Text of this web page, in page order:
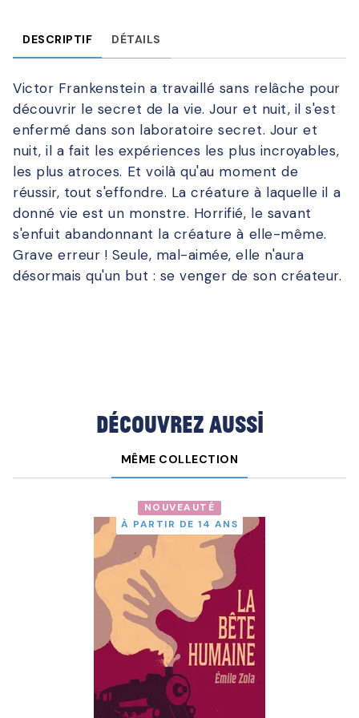
DESCRIPTIF DÉTAILS
Victor Frankenstein a travaillé sans relâche pour
découvrir le secret de la vie. Jour et nuit, il s'est
enfermé dans son laboratoire secret. Jour et
nuit, il a fait les expériences les plus incroyables,
les plus atroces. Et voilà qu'au moment de
réussir, tout s'effondre. La créature à laquelle il a
donné vie est un monstre. Horrifié, le savant
s'enfuit abandonnant la créature à elle-même.
Grave erreur ! Seule, mal-aimée, elle n'aura
désormais qu'un but : se venger de son créateur.
Découvrez aussi
MÊME COLLECTION
NOUVEAUTÉ
À PARTIR DE 14 ANS